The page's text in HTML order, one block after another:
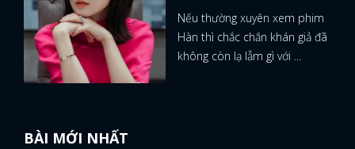
Nếu thường xuyên xem phim
Hàn thì chắc chắn khán giả đã
không còn lạ lẫm gì với ...
BÀI MỚI NHẤT